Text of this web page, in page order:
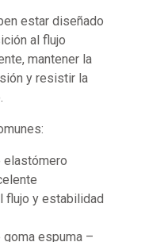
estar diseñado
al flujo
mantener la
y resistir la
elastómero
flujo y estabilidad
espuma –